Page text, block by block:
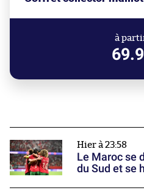
à
Hier à 23:58
Le Maroc se
du Sud et se